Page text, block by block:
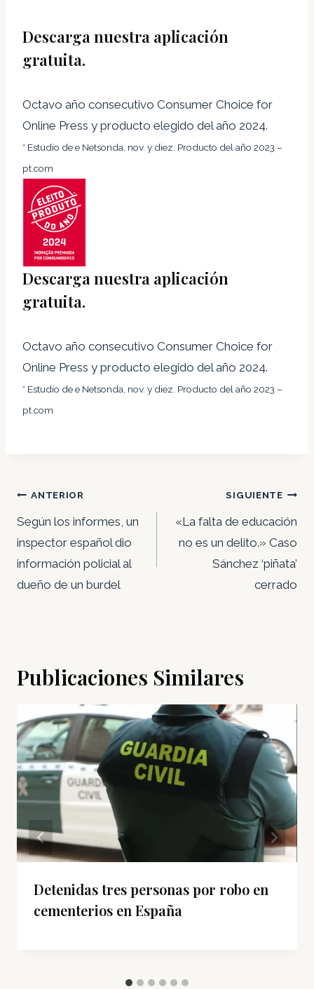
Descarga nuestra aplicación
gratuita.
Octavo año consecutivo Consumer Choice for
Online Press y producto elegido del año 2024.
* Estudio de e Netsonda, nov. y diez. Producto del año 2023 –
pt.com
Descarga nuestra aplicación
gratuita.
Octavo año consecutivo Consumer Choice for
Online Press y producto elegido del año 2024.
* Estudio de e Netsonda, nov. y diez. Producto del año 2023 –
pt.com
Navegación
de
entradas
ANTERIOR
Según los informes, un
inspector español dio
información policial al
dueño de un burdel
SIGUIENTE
«La falta de educación
no es un delito.» Caso
Sánchez ‘piñata’
cerrado
Publicaciones Similares
Detenidas tres personas por robo en
cementerios en España